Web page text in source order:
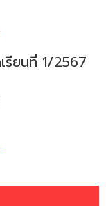
ยนที่ 1/2567